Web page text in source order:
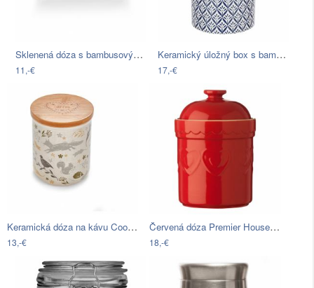
Sklenená dóza s bambusovým vekom Bambum
11,-€
Keramický úložný box s bambusovým vekom…
17,-€
Keramická dóza na kávu Cooksmart ®…
13,-€
Červená dóza Premier Housewares Sweet…
18,-€